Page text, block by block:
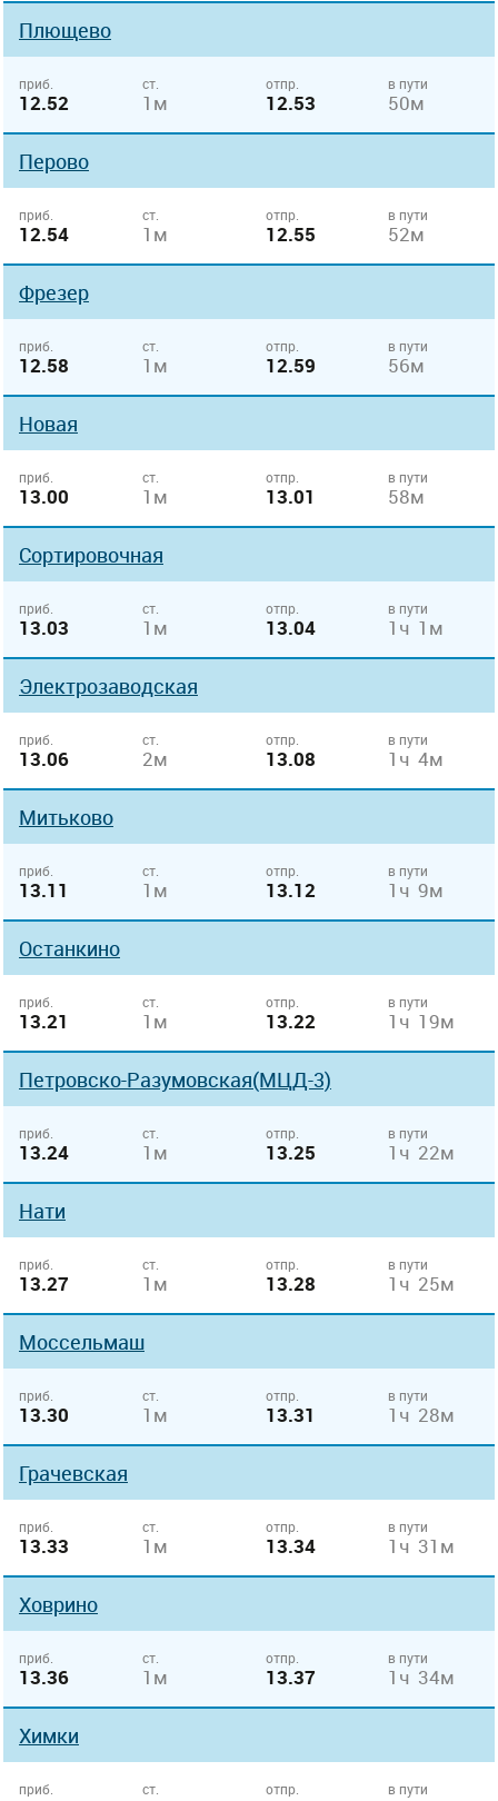
Плющево
приб.
12.52
ст.
1м
отпр.
12.53
в пути
50м
Перово
приб.
12.54
ст.
1м
отпр.
12.55
в пути
52м
Фрезер
приб.
12.58
ст.
1м
отпр.
12.59
в пути
56м
Новая
приб.
13.00
ст.
1м
отпр.
13.01
в пути
58м
Сортировочная
приб.
13.03
ст.
1м
отпр.
13.04
в пути
1ч 1м
Электрозаводская
приб.
13.06
ст.
2м
отпр.
13.08
в пути
1ч 4м
Митьково
приб.
13.11
ст.
1м
отпр.
13.12
в пути
1ч 9м
Останкино
приб.
13.21
ст.
1м
отпр.
13.22
в пути
1ч 19м
Петровско-Разумовская(МЦД-3)
приб.
13.24
ст.
1м
отпр.
13.25
в пути
1ч 22м
Нати
приб.
13.27
ст.
1м
отпр.
13.28
в пути
1ч 25м
Моссельмаш
приб.
13.30
ст.
1м
отпр.
13.31
в пути
1ч 28м
Грачевская
приб.
13.33
ст.
1м
отпр.
13.34
в пути
1ч 31м
Ховрино
приб.
13.36
ст.
1м
отпр.
13.37
в пути
1ч 34м
Химки
приб. ст. отпр. в пути